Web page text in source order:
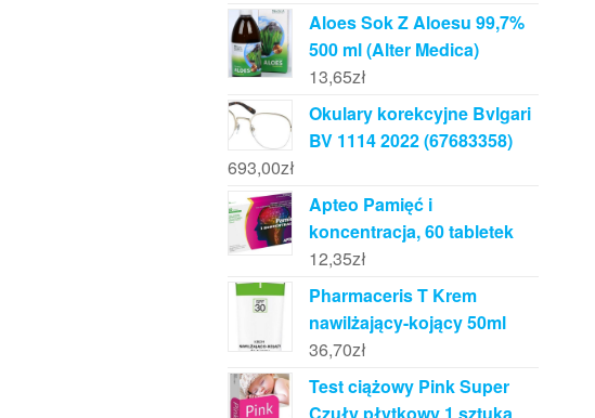
Aloes Sok Z Aloesu 99,7%
500 ml (Alter Medica)
13,65zł
Okulary korekcyjne Bvlgari
BV 1114 2022 (67683358)
693,00zł
Apteo Pamięć i
koncentracja, 60 tabletek
12,35zł
Pharmaceris T Krem
nawilżający-kojący 50ml
36,70zł
Test ciążowy Pink Super